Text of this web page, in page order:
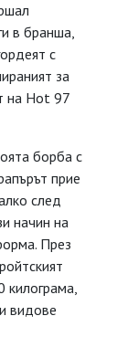
в бранша,
с
за
на Hot 97
борба с
прие
след
начин на
През
килограма,
видове